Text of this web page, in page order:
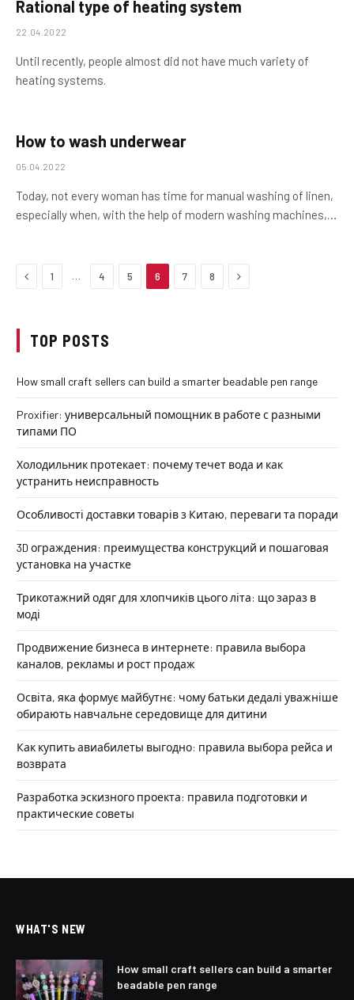
Rational type of heating system
22.04.2022
Until recently, people almost did not have much variety of
heating systems.
How to wash underwear
05.04.2022
Today, not every woman has time for manual washing of linen,
especially when, with the help of modern washing machines,…
Previous
1 4 5 6 7 8 Next
TOP POSTS
How small craft sellers can build a smarter beadable pen range
Proxifier: универсальный помощник в работе с разными
типами ПО
Холодильник протекает: почему течет вода и как
устранить неисправность
Особливості доставки товарів з Китаю, переваги та поради
3D ограждения: преимущества конструкций и пошаговая
установка на участке
Трикотажний одяг для хлопчиків цього літа: що зараз в
моді
Продвижение бизнеса в интернете: правила выбора
каналов, рекламы и рост продаж
Освіта, яка формує майбутнє: чому батьки дедалі уважніше
обирають навчальне середовище для дитини
Как купить авиабилеты выгодно: правила выбора рейса и
возврата
Разработка эскизного проекта: правила подготовки и
практические советы
WHAT'S NEW
How small craft sellers can build a smarter
beadable pen range